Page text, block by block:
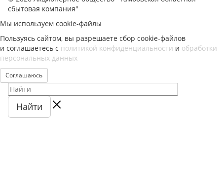
сбытовая компания"
Мы используем cookie-файлы
Пользуясь сайтом, вы разрешаете сбор cookie-файлов
и соглашаетесь с политикой конфиденциальности и обработки
персональных данных
Соглашаюсь
Найти